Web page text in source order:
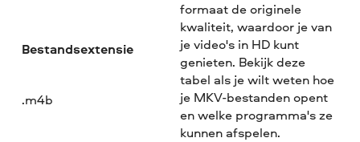
Bestandsextensie
.m4b
formaat de originele
kwaliteit, waardoor je van
je video's in HD kunt
genieten. Bekijk deze
tabel als je wilt weten hoe
je MKV-bestanden opent
en welke programma's ze
kunnen afspelen.